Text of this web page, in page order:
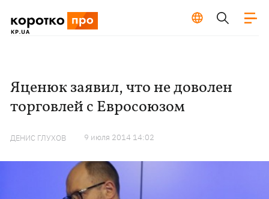
Яценюк заявил, что не доволен
торговлей с Евросоюзом
ДЕНИС ГЛУХОВ 9 июля 2014 14:02